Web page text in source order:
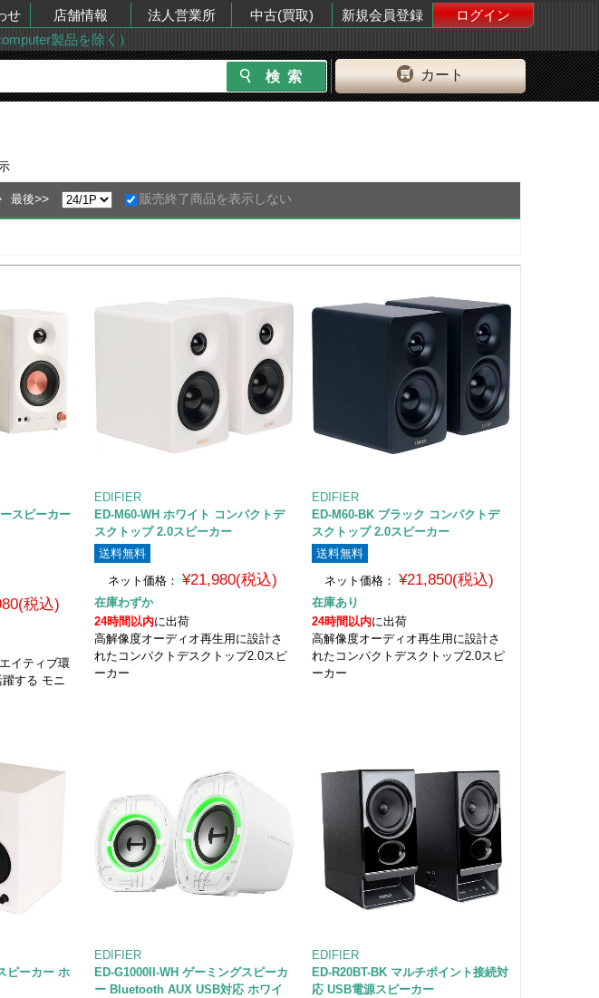
せ 店舗情報 法人営業所 中古(買取) 新規会員登録
ログイン
製品を除く）
カート
最後>> 販売終了商品を表示しない
スピーカー
税込)
イティブ環
する モニ
EDIFIER
ED-M60-WH ホワイト コンパクトデ
スクトップ 2.0スピーカー
送料無料
ネット価格： ¥21,980(税込)
在庫わずか
24時間以内に出荷
高解像度オーディオ再生用に設計さ
れたコンパクトデスクトップ2.0スピ
ーカー
EDIFIER
ED-M60-BK ブラック コンパクトデ
スクトップ 2.0スピーカー
送料無料
ネット価格： ¥21,850(税込)
在庫あり
24時間以内に出荷
高解像度オーディオ再生用に設計さ
れたコンパクトデスクトップ2.0スピ
ーカー
ピーカー ホ
EDIFIER
ED-G1000II-WH ゲーミングスピーカ
ー Bluetooth AUX USB対応 ホワイ
EDIFIER
ED-R20BT-BK マルチポイント接続対
応 USB電源スピーカー